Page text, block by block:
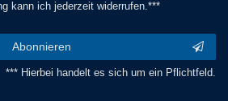
kann ich jederzeit widerrufen.***
Abonnieren
*** Hierbei handelt es sich um ein Pflichtfeld.